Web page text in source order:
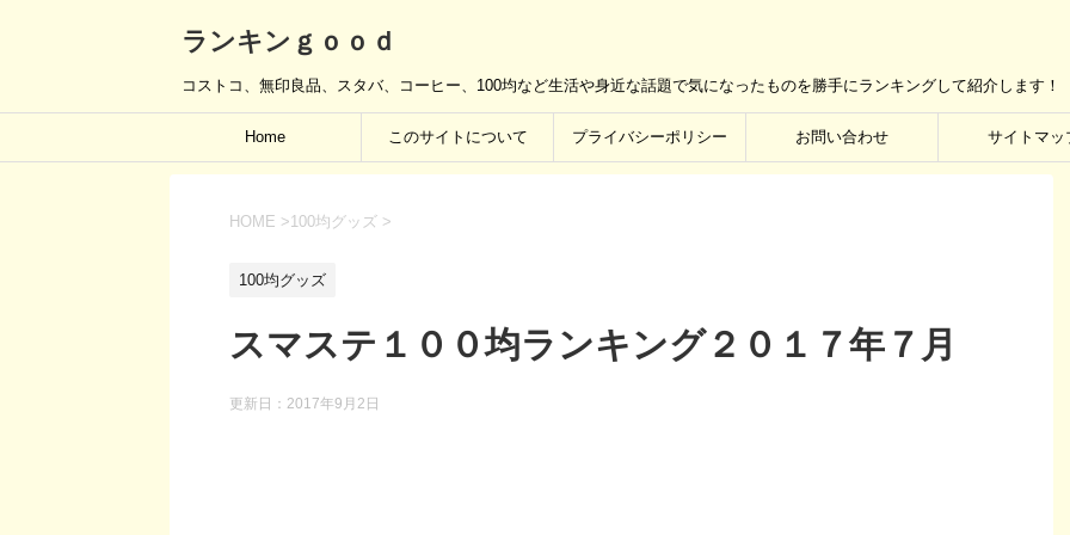
ランキンｇｏｏｄ
コストコ、無印良品、スタバ、コーヒー、100均など生活や身近な話題で気になったものを勝手にランキングして紹介します！
Home このサイトについて プライバシーポリシー お問い合わせ サイトマッ
HOME >100均グッズ >
100均グッズ
スマステ１００均ランキング２０１７年７月
更新日： 2017年9月2日